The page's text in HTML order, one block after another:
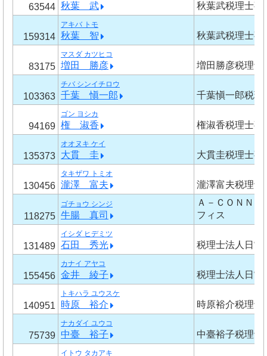
63544 秋葉 武 秋葉武税理士事
159314
アキバ トモ
秋葉 智 秋葉武税理士事
83175
マスダ カツヒコ
増田 勝彦 増田勝彦税理士
103363
チバ シンイチロウ
千葉 愼一郎 千葉愼一郎税理
94169
ゴン ヨシカ
権 淑香 権淑香税理士事
135373
オオヌキ ケイ
大貫 圭 大貫圭税理士事
130456
タキザワ トミオ
瀧澤 富夫 瀧澤富夫税理士
118275
ゴチョウ シンジ
牛腸 真司
Ａ－ＣＯＮＮ
フィス
131489
イシダ ヒデミツ
石田 秀光 税理士法人日當
155456
カナイ アヤコ
金井 綾子 税理士法人日當
140951
トキハラ ユウスケ
時原 裕介 時原裕介税理士
75739
ナカダイ ユウコ
中臺 裕子 中臺裕子税理士
イトウ タカアキ